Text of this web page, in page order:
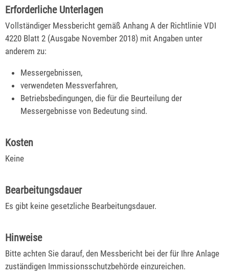
Erforderliche Unterlagen
Vollständiger Messbericht gemäß Anhang A der Richtlinie VDI
4220 Blatt 2 (Ausgabe November 2018) mit Angaben unter
anderem zu:
Messergebnissen,
verwendeten Messverfahren,
Betriebsbedingungen, die für die Beurteilung der
Messergebnisse von Bedeutung sind.
Kosten
Keine
Bearbeitungsdauer
Es gibt keine gesetzliche Bearbeitungsdauer.
Hinweise
Bitte achten Sie darauf, den Messbericht bei der für Ihre Anlage
zuständigen Immissionsschutzbehörde einzureichen.